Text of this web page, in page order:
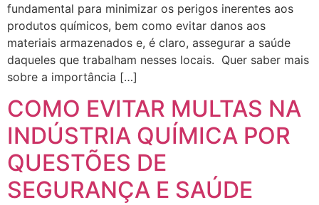
fundamental para minimizar os perigos inerentes aos
produtos químicos, bem como evitar danos aos
materiais armazenados e, é claro, assegurar a saúde
daqueles que trabalham nesses locais. Quer saber mais
sobre a importância […]
COMO EVITAR MULTAS NA
INDÚSTRIA QUÍMICA POR
QUESTÕES DE
SEGURANÇA E SAÚDE